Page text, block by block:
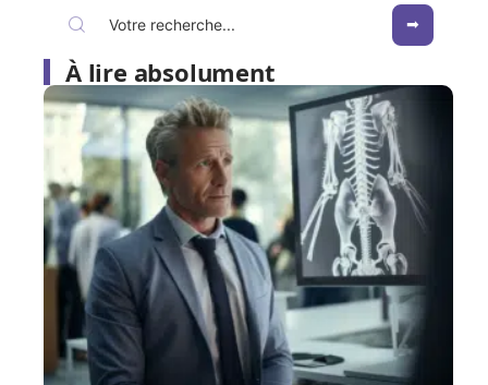
À lire absolument